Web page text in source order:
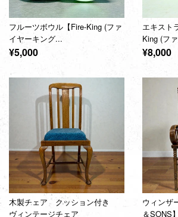
フルーツボウル【Fire-King (ファ
イヤーキング...
通
価
¥5,000
エキスト
King (フ
通
価
¥8,000
木製チェア クッション付き
ヴィンテージチェア
ウィンザ
＆SONS